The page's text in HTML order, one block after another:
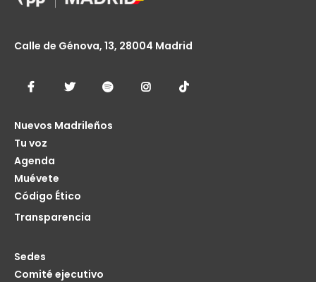
Calle de Génova, 13, 28004 Madrid
Nuevos Madrileños
Tu voz
Agenda
Muévete
Código Ético
Transparencia
Sedes
Comité ejecutivo